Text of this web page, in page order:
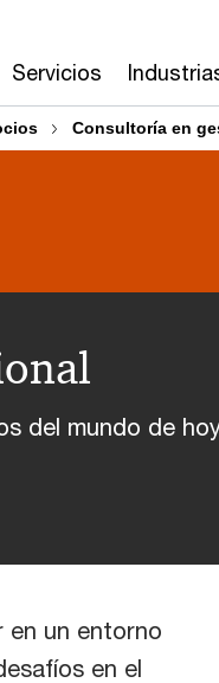
Servicios
Consultoría en
del mundo de
en un entorno
en el